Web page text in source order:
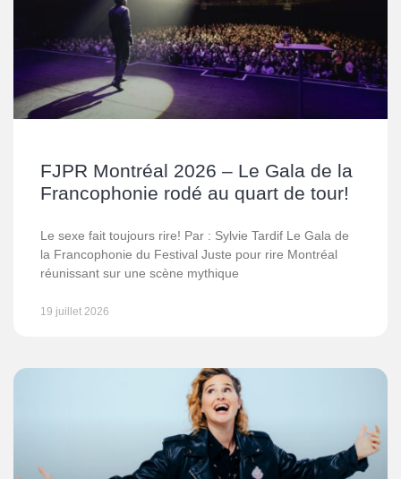
FJPR Montréal 2026 – Le Gala de la
Francophonie rodé au quart de tour!
Le sexe fait toujours rire! Par : Sylvie Tardif Le Gala de
la Francophonie du Festival Juste pour rire Montréal
réunissant sur une scène mythique
19 juillet 2026